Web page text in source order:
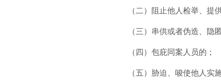
（二）阻止他人检举、提
（三）串供或者伪造、隐
（四）包庇同案人员的；
（五）胁迫、唆使他人实